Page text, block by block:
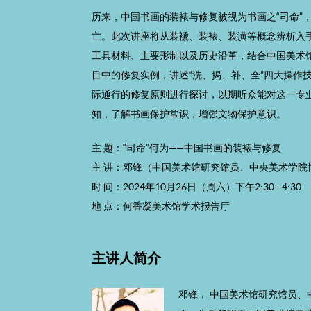
历来，中国书画的装裱与修复被视为书画之“司命”
亡。此次讲座将从装褫、装裱、装潢等概念辨析入
工具材料、主要形制以及历史沿革，结合中国美术
目中的修复实例，讲述“洗、揭、补、全”四大操作
际通行的修复原则进行探讨，以期听众能对这一专
知，了解书画保护常识，增强文物保护意识。
主 题：“司命”何为——中国书画的装裱与修复
主 讲：邓锋（中国美术馆研究馆员、中央美术学院
时 间：2024年10月26日（周六）下午2:30—4:30
地 点：何香凝美术馆学术报告厅
主讲人简介
邓锋， 中国美术馆研究馆员